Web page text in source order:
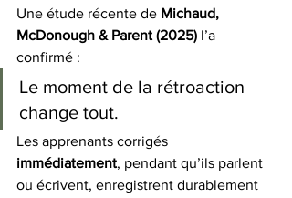
Une étude récente de Michaud,
McDonough & Parent (2025) l’a
confirmé :
Le moment de la rétroaction
change tout.
Les apprenants corrigés
immédiatement, pendant qu’ils parlent
ou écrivent, enregistrent durablement